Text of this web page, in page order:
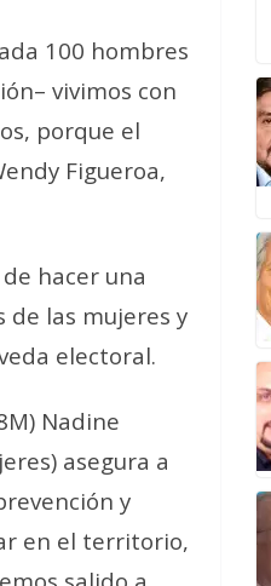
100 hombres
vivimos con
porque el
Figueroa,
hacer una
de las mujeres y
electoral.
Nadine
asegura a
y
en el territorio,